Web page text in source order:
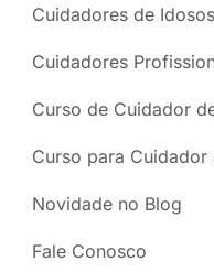
Cuidadores de Idosos
Cuidadores
Curso de Cuidador
Curso para Cuidador
Novidade no Blog
Fale Conosco